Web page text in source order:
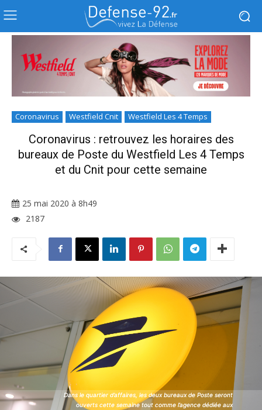
Coronavirus Westfield Cnit Westfield Les 4 Temps
Coronavirus : retrouvez les horaires des
bureaux de Poste du Westfield Les 4 Temps
et du Cnit pour cette semaine
25 mai 2020 à 8h49
2187
Dans le quartier d’affaires, les deux bureaux de Poste seront
ouverts cette semaine tout comme l’agence dédiée aux
Dans le quartier d’affaires, les deux bureaux de Poste seront
ouverts cette semaine tout comme l’agence dédiée aux